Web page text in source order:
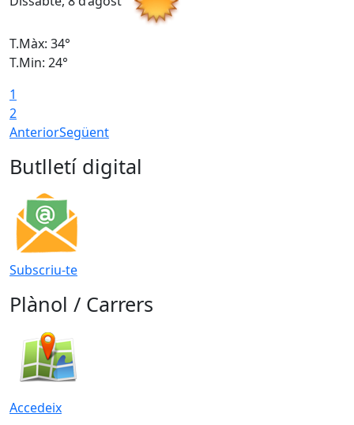
T.Màx: 34°
T.Min: 24°
1
2
AnteriorSegüent
Butlletí digital
Subscriu-te
Plànol / Carrers
Accedeix